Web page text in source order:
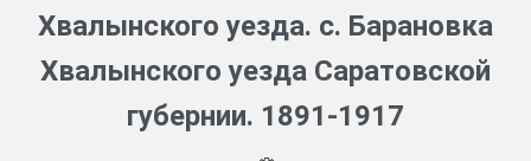
Хвалынского уезда. с. Барановка
Хвалынского уезда Саратовской
губернии. 1891-1917